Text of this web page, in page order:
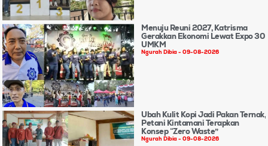
Menuju Reuni 2027, Katrisma
Gerakkan Ekonomi Lewat Expo 30
UMKM
Ngurah Dibia 09-08-2026
Ubah Kulit Kopi Jadi Pakan Ternak,
Petani Kintamani Terapkan
Konsep “Zero Waste”
Ngurah Dibia 09-08-2026